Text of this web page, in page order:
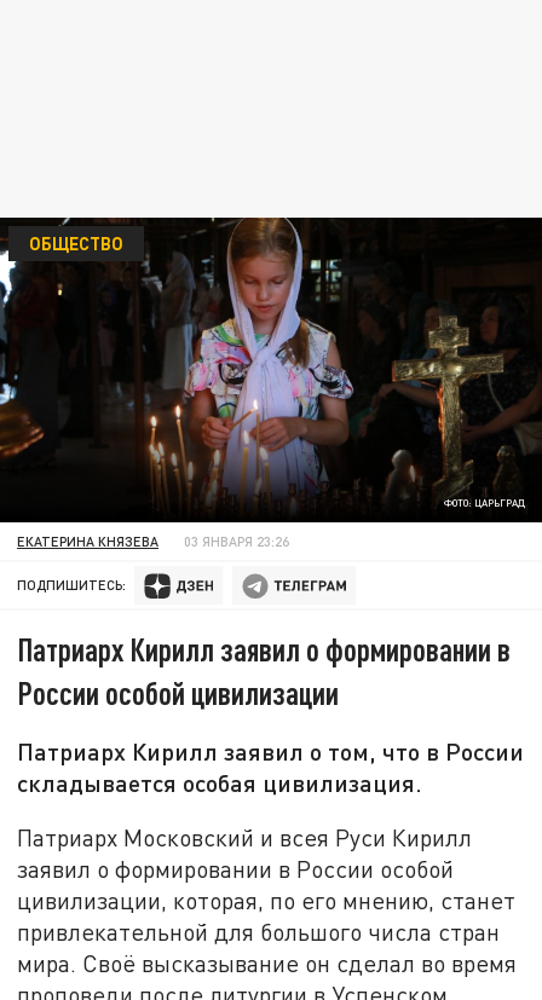
ФОТО: ЦАРЬГРАД
ОБЩЕСТВО
ЕКАТЕРИНА КНЯЗЕВА 03 ЯНВАРЯ 23:26
ПОДПИШИТЕСЬ:
Патриарх Кирилл заявил о формировании в
России особой цивилизации
Патриарх Кирилл заявил о том, что в России
складывается особая цивилизация.
Патриарх Московский и всея Руси Кирилл
заявил о формировании в России особой
цивилизации, которая, по его мнению, станет
привлекательной для большого числа стран
мира. Своё высказывание он сделал во время
проповеди после литургии в Успенском